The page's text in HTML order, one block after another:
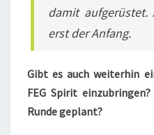
damit
erst der Anfang.
Gibt es auch weiterhin
FEG Spirit
Runde geplant?